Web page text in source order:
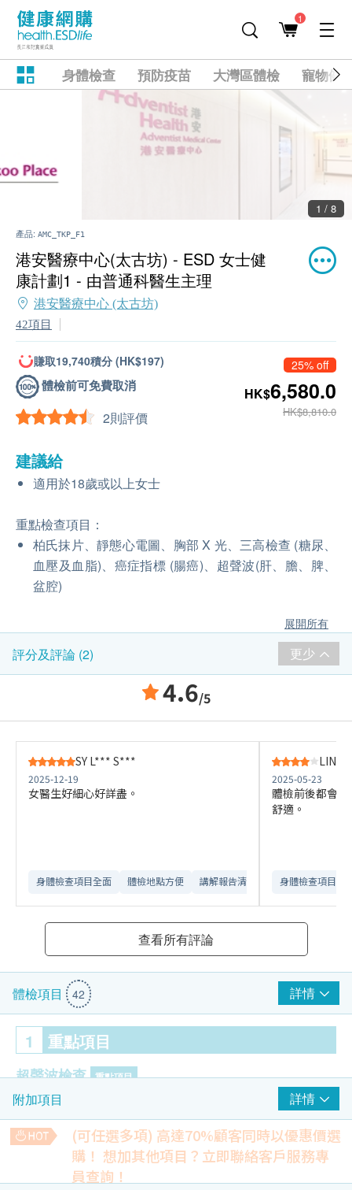
1
身體檢查 預防疫苗 大灣區體檢 寵物健
2 / 8
產品: AMC_TKP_F1
港安醫療中心(太古坊) - ESD 女士健
康計劃1 - 由普通科醫生主理
港安醫療中心 (太古坊)
42項目
賺取19,740積分 (HK$197)
體檢前可免費取消
2則評價
25% off
HK$6,580.0
HK$8,810.0
建議給
適用於18歲或以上女士
重點檢查項目：
柏氏抹片、靜態心電圖、胸部 X 光、三高檢查 (糖尿、
血壓及血脂)、癌症指標 (腸癌)、超聲波(肝、膽、脾、
盆腔)
展開所有
評分及評論 (2) 更少
4.6/5
SY L*** S***
2025-12-19
女醫生好細心好詳盡。
身體檢查項目全面 體檢地點方便 講解報告清晰​
LIN
2025-05-23
體檢前後都會
舒適。
身體檢查項目全
查看所有評論
體檢項目 42 詳情
1 重點項目
超聲波檢查 重點項目
超聲波(肝、膽、脾)
盆腔超聲波 (子宮,卵巢及膀胱)
子宮頸病變測試 (只限女士) 重點項目
附加項目 詳情
(可任選多項) 高達70%顧客同時以優惠價選
購！ 想加其他項目？立即聯絡客戶服務專
員查詢！